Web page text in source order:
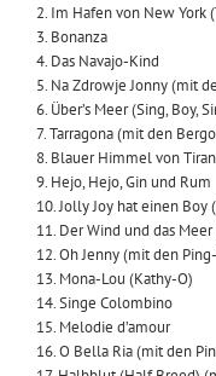
2. Im Hafen von New York
3. Bonanza
4. Das Navajo-Kind
5. Na Zdrowje Jonny (mit
6. Über’s Meer (Sing, Boy,
7. Tarragona (mit den
8. Blauer Himmel von
9. Hejo, Hejo, Gin und Rum
10. Jolly Joy hat einen Boy
11. Der Wind und das
12. Oh Jenny (mit den
13. Mona-Lou (Kathy-O)
14. Singe Colombino
15. Melodie d’amour
16. O Bella Ria (mit den